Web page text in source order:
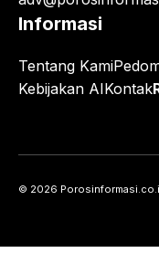
Informasi
Tentang Kami
Kebijakan AIKontak
© 2026